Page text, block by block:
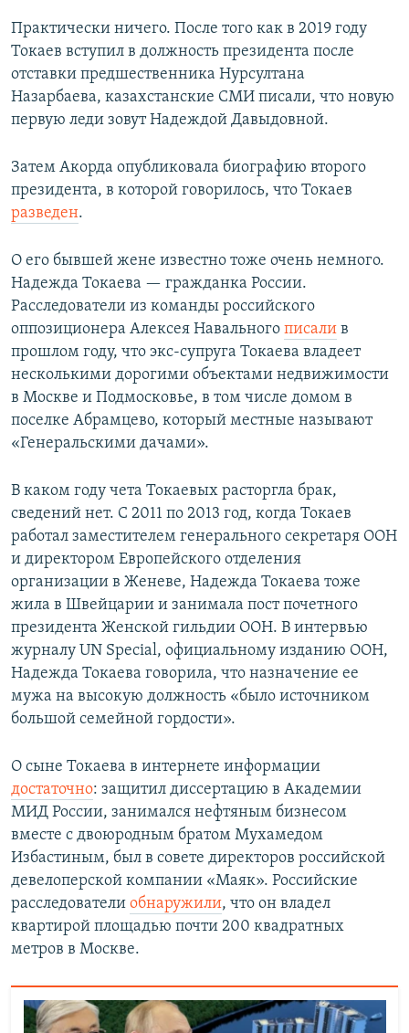
Практически ничего. После того как в 2019 году
Токаев вступил в должность президента после
отставки предшественника Нурсултана
Назарбаева, казахстанские СМИ писали, что новую
первую леди зовут Надеждой Давыдовной.
Затем Акорда опубликовала биографию второго
президента, в которой говорилось, что Токаев
разведен.
О его бывшей жене известно тоже очень немного.
Надежда Токаева — гражданка России.
Расследователи из команды российского
оппозиционера Алексея Навального писали в
прошлом году, что экс-супруга Токаева владеет
несколькими дорогими объектами недвижимости
в Москве и Подмосковье, в том числе домом в
поселке Абрамцево, который местные называют
«Генеральскими дачами».
В каком году чета Токаевых расторгла брак,
сведений нет. С 2011 по 2013 год, когда Токаев
работал заместителем генерального секретаря ООН
и директором Европейского отделения
организации в Женеве, Надежда Токаева тоже
жила в Швейцарии и занимала пост почетного
президента Женской гильдии ООН. В интервью
журналу UN Special, официальному изданию ООН,
Надежда Токаева говорила, что назначение ее
мужа на высокую должность «было источником
большой семейной гордости».
О сыне Токаева в интернете информации
достаточно: защитил диссертацию в Академии
МИД России, занимался нефтяным бизнесом
вместе с двоюродным братом Мухамедом
Избастиным, был в совете директоров российской
девелоперской компании «Маяк». Российские
расследователи обнаружили, что он владел
квартирой площадью почти 200 квадратных
метров в Москве.